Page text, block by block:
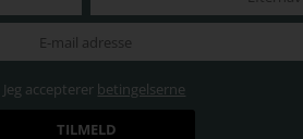
Jeg accepterer betingelserne